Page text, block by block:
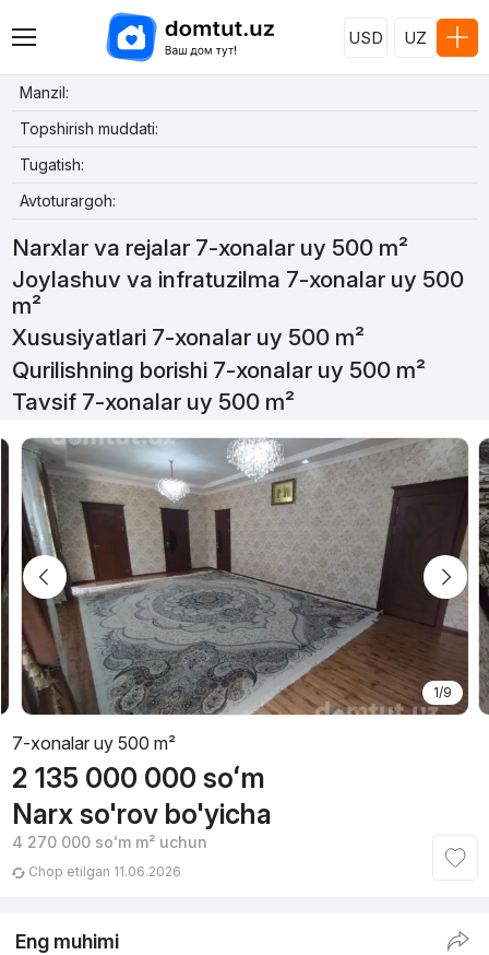
USD UZ
Manzil:
Topshirish muddati:
Tugatish:
Avtoturargoh:
Narxlar va rejalar 7-xonalar uy 500 m²
Joylashuv va infratuzilma 7-xonalar uy 500
m²
Xususiyatlari 7-xonalar uy 500 m²
Qurilishning borishi 7-xonalar uy 500 m²
Tavsif 7-xonalar uy 500 m²
1/9
7-xonalar uy 500 m²
2 135 000 000 soʻm
Narx so'rov bo'yicha
4 270 000 soʻmm² uchun
Chop etilgan 11.06.2026
Eng muhimi